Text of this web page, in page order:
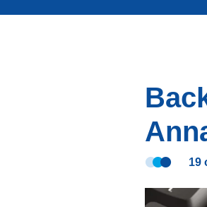
19